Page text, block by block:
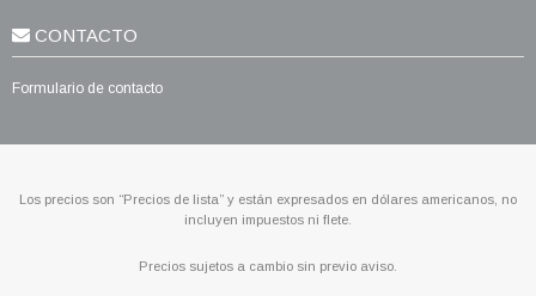
CONTACTO
Formulario de contacto
Los precios son “Precios de lista” y están expresados en dólares americanos, no
incluyen impuestos ni flete.
Precios sujetos a cambio sin previo aviso.